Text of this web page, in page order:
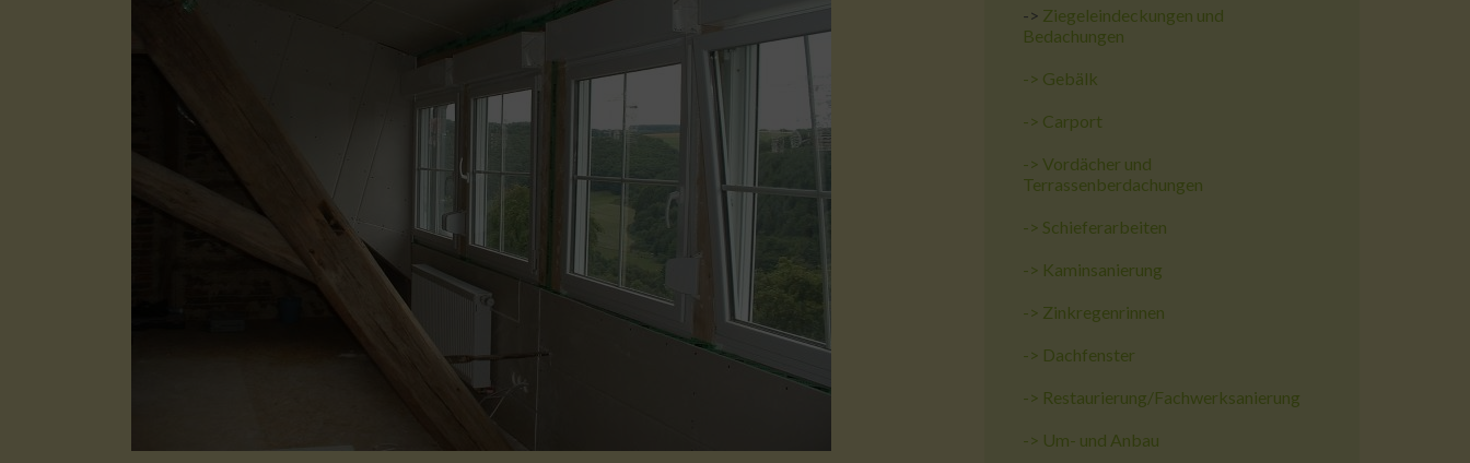
-> Ziegeleindeckungen und
Bedachungen
-> Gebälk
-> Carport
-> Vordächer und
Terrassenberdachungen
-> Schieferarbeiten
-> Kaminsanierung
-> Zinkregenrinnen
-> Dachfenster
-> Restaurierung/Fachwerksanierung
-> Um- und Anbau